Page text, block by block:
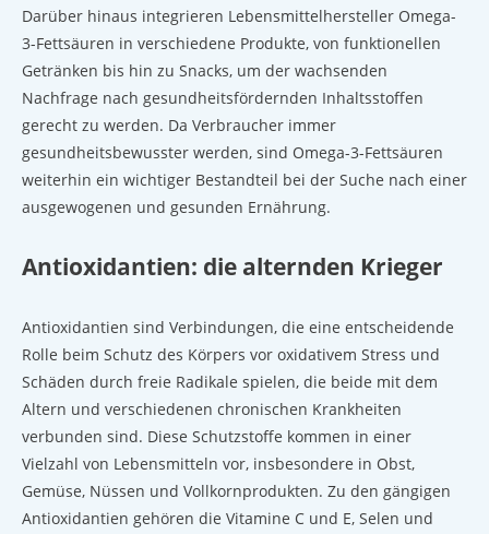
Darüber hinaus integrieren Lebensmittelhersteller Omega-
3-Fettsäuren in verschiedene Produkte, von funktionellen
Getränken bis hin zu Snacks, um der wachsenden
Nachfrage nach gesundheitsfördernden Inhaltsstoffen
gerecht zu werden. Da Verbraucher immer
gesundheitsbewusster werden, sind Omega-3-Fettsäuren
weiterhin ein wichtiger Bestandteil bei der Suche nach einer
ausgewogenen und gesunden Ernährung.
Antioxidantien: die alternden Krieger
Antioxidantien sind Verbindungen, die eine entscheidende
Rolle beim Schutz des Körpers vor oxidativem Stress und
Schäden durch freie Radikale spielen, die beide mit dem
Altern und verschiedenen chronischen Krankheiten
verbunden sind. Diese Schutzstoffe kommen in einer
Vielzahl von Lebensmitteln vor, insbesondere in Obst,
Gemüse, Nüssen und Vollkornprodukten. Zu den gängigen
Antioxidantien gehören die Vitamine C und E, Selen und